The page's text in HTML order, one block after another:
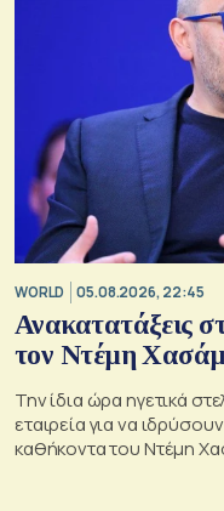
WORLD 05.08.2026, 22:45
Ανακατατάξεις
τον Ντέμη
Την ίδια ώρα ηγετικά
εταιρεία για να
καθήκοντα του Ντέμη